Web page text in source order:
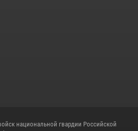
национальной гвардии Российской